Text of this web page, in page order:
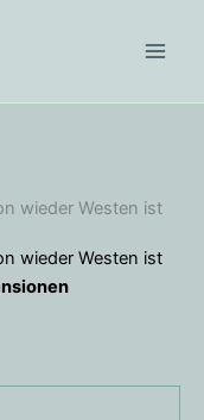
wieder Westen ist
wieder Westen ist